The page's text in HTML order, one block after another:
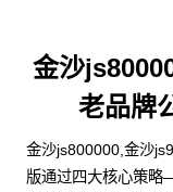
金沙
老品牌
金沙js800000,金沙
版通过四大核心策